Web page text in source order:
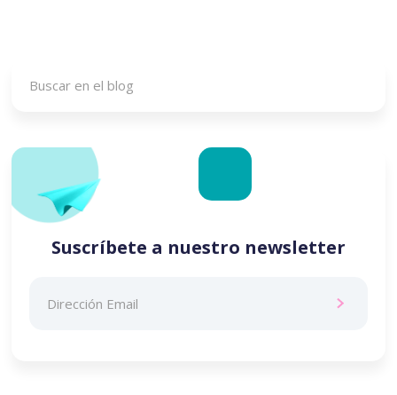
Suscríbete a nuestro newsletter